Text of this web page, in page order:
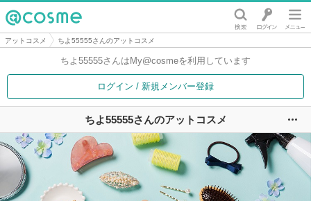
@cosme
アットコスメ ちよ55555さんのアットコスメ
ちよ55555さんは My@cosmeを利用しています
ログイン / 新規メンバー登録
ちよ55555さんのアットコスメ